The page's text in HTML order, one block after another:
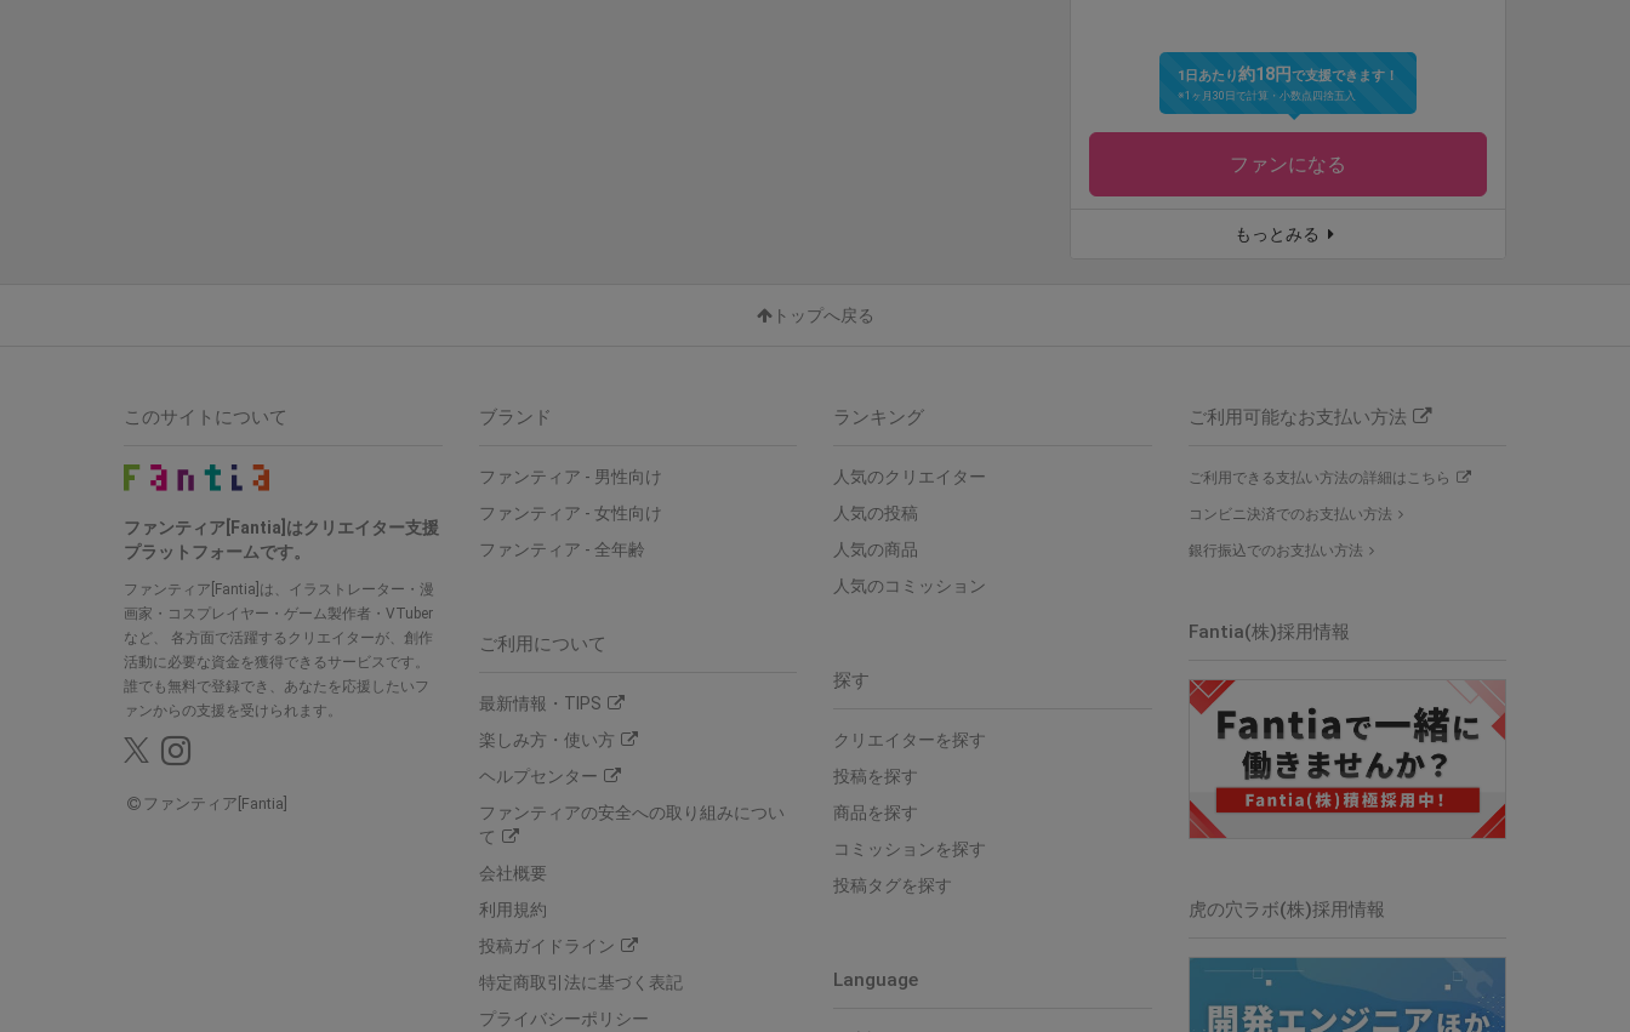
1日あたり約18円 で支援できます！
※1ヶ月30日で計算・小数点四捨五入
ファンになる
もっとみる
トップへ戻る
ブランド
ファンティア - 男性向け
ファンティア - 女性向け
ファンティア - 全年齢
ご利用について
最新情報・TIPS
楽しみ方・使い方
ヘルプセンター
ファンティアの安全への取り組みについ
て
会社概要
利用規約
投稿ガイドライン
特定商取引法に基づく表記
プライバシーポリシー
ランキング
人気のクリエイター
人気の投稿
人気の商品
人気のコミッション
探す
クリエイターを探す
投稿を探す
商品を探す
コミッションを探す
投稿タグを探す
Language
ご利用可能なお支払い方法
ご利用できる支払い方法の詳細はこちら
コンビニ決済でのお支払い方法
銀行振込でのお支払い方法
Fantia(株)採用情報
虎の穴ラボ(株)採用情報
このサイトについて
ファンティア[Fantia]はクリエイター支援
プラットフォームです。
ファンティア[Fantia]は、イラストレーター・漫
画家・コスプレイヤー・ゲーム製作者・VTuber
など、
各方面で活躍するクリエイターが、創作
活動に必要な資金を獲得できるサービスです。
誰でも無料で登録でき、あなたを応援したいフ
ァンからの支援を受けられます。
ファンティア[Fantia]